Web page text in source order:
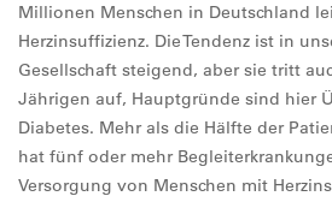
Millionen Menschen in Deutschland
Herzinsuffizienz. Die Tendenz ist in
Gesellschaft steigend, aber sie tritt
Jährigen auf, Hauptgründe sind hier
Diabetes. Mehr als die Hälfte der
hat fünf oder mehr
Versorgung von Menschen mit